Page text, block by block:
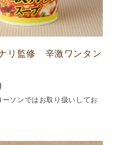
リ監修 辛激ワンタン
ソンではお取り扱いしてお